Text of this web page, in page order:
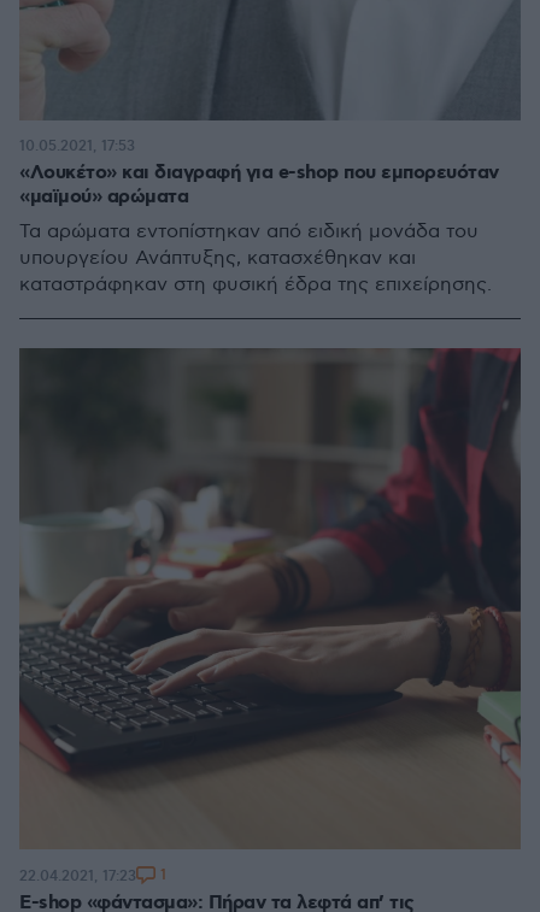
«Λουκέτο» και διαγραφή για e-shop που εμπορευόταν
«μαϊμού» αρώματα
Τα αρώματα εντοπίστηκαν από ειδική μονάδα του
υπουργείου Ανάπτυξης, κατασχέθηκαν και
καταστράφηκαν στη φυσική έδρα της επιχείρησης.
10.05.2021, 17:53
E-shop «φάντασμα»: Πήραν τα λεφτά απ’ τις
22.04.2021, 17:23 1